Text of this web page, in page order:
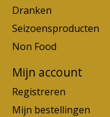
Dranken
Seizoensproducten
Non Food
Mijn account
Registreren
Mijn bestellingen